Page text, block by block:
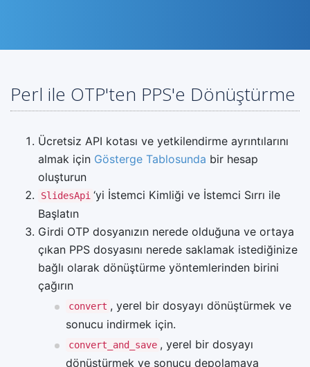
Perl ile OTP'ten PPS'e Dönüştürme
Ücretsiz API kotası ve yetkilendirme ayrıntılarını
almak için Gösterge Tablosunda bir hesap
oluşturun
SlidesApi ‘yi İstemci Kimliği ve İstemci Sırrı ile
Başlatın
Girdi OTP dosyanızın nerede olduğuna ve ortaya
çıkan PPS dosyasını nerede saklamak istediğinize
bağlı olarak dönüştürme yöntemlerinden birini
çağırın
convert , yerel bir dosyayı dönüştürmek ve
sonucu indirmek için.
convert_and_save , yerel bir dosyayı
dönüştürmek ve sonucu depolamaya